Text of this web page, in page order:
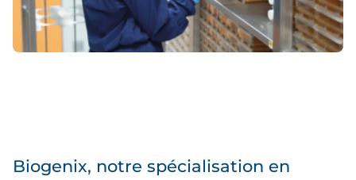
Biogenix, notre spécialisation en